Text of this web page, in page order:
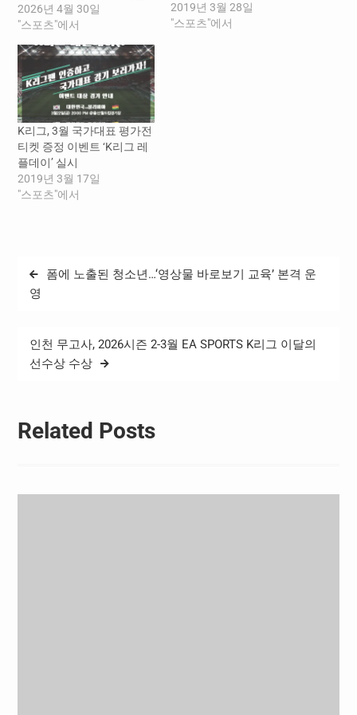
의 원정경기를 테마로 한 ‘K
리그 트립데이’ 기차여행 패
립데이’는 연맹과 한국관광
공사, 코레일관광개발이 공
동 운영하는 기차여행 패키
지 상품으로, 고유가 시대 자
가용 이동 부담을 줄이고 K
리그 원정팬들이 편리하고
실속있게 원정 응원을 즐길
수 있도록 기획됐다. 이번 패
키지는 왕복 열차(ITX…
2026년 4월 30일
"스포츠"에서
2019년 3월 28일
"스포츠"에서
K리그, 3월 국가대표 평가전
티켓 증정 이벤트 ‘K리그 레
플데이’ 실시
2019년 3월 17일
"스포츠"에서
글
탐
폼에 노출된 청소년…‘영상물 바로보기 교육’ 본격 운
영
인천 무고사, 2026시즌 2-3월 EA SPORTS K리그 이달의
선수상 수상
Related Posts